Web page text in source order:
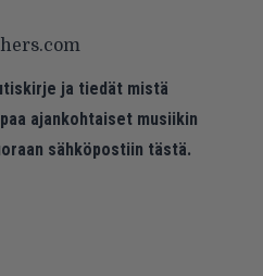
ja tiedät mistä
ajankohtaiset musiikin
sähköpostiin tästä.